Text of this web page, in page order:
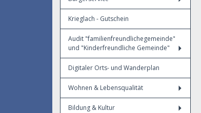
Krieglach - Gutschein
Audit "familienfreundlichegemeinde"
und "Kinderfreundliche Gemeinde"
Digitaler Orts- und Wanderplan
Wohnen & Lebensqualität
Bildung & Kultur